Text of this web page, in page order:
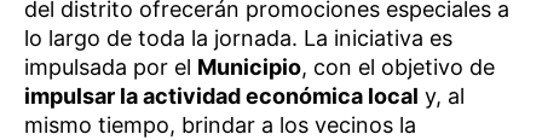
del distrito ofrecerán promociones especiales a
lo largo de toda la jornada. La iniciativa es
impulsada por el Municipio, con el objetivo de
impulsar la actividad económica local y, al
mismo tiempo, brindar a los vecinos la